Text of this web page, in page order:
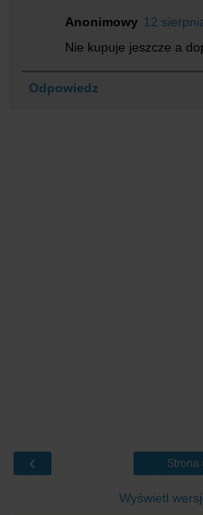
Anonimowy 12
Nie kupuje jeszcze a
Odpowiedz
‹ Strona
Wyświetl